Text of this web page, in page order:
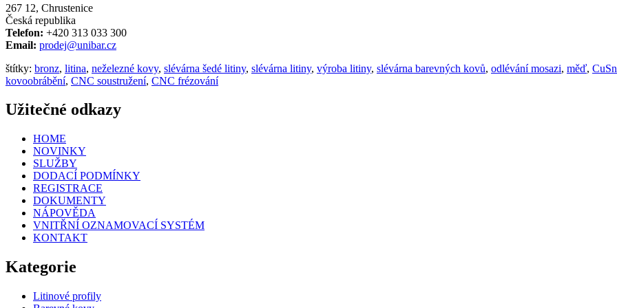
267 12, Chrustenice
Česká republika
Telefon: +420 313 033 300
Email: prodej@unibar.cz
štítky: bronz, litina, neželezné kovy, slévárna šedé litiny, slévárna litiny, výroba litiny, slévárna barevných kovů, odlévání mosazi, měď,
kovoobrábění, CNC soustružení, CNC frézování
Užitečné odkazy
HOME
NOVINKY
SLUŽBY
DODACÍ PODMÍNKY
REGISTRACE
DOKUMENTY
NÁPOVĚDA
VNITŘNÍ OZNAMOVACÍ SYSTÉM
KONTAKT
Kategorie
Litinové profily